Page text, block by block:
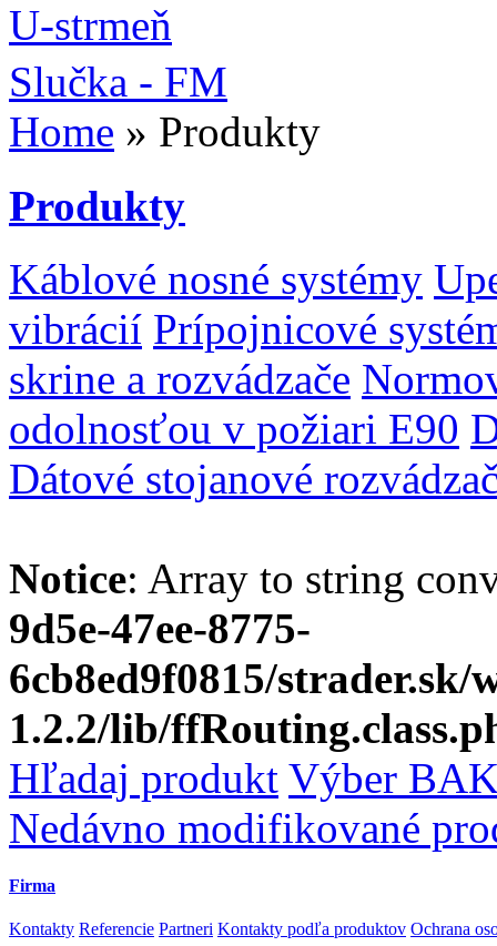
U-strmeň
Slučka - FM
Home » Produkty
Produkty
Káblové nosné systémy
vibrácií Prípojnicové
skrine a rozvádzače
odolnosťou v požiari E90
Dátové stojanové
Notice: Array to string
9d5e-47ee-8775-
6cb8ed9f0815/
1.2.2/lib/
Hľadaj produkt Výber
Nedávno modifikované
Firma
Kontakty Referencie Partneri Kontakty podľa produktov Ochrana